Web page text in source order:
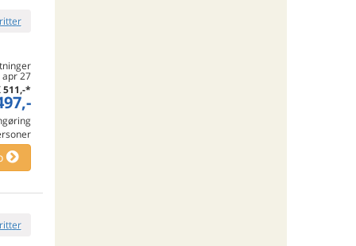
apr 27
511,-*